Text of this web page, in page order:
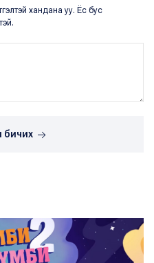
хандана уу. Ёс бус
бичих